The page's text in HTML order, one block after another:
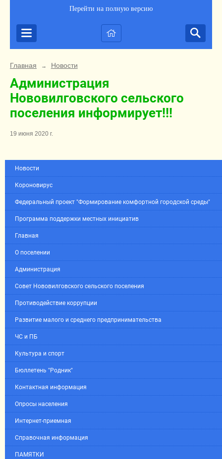
Перейти на полную версию
Главная → Новости
Администрация
Нововилговского сельского
поселения информирует!!!
19 июня 2020 г.
Новости
Короновирус
Федеральный проект "Формирование комфортной городской среды"
Программа поддержки местных инициатив
Главная
О поселении
Администрация
Совет Нововилговского сельского поселения
Противодействие коррупции
Развитие малого и среднего предпринимательства
ЧС и ПБ
Культура и спорт
Бюллетень "Родник"
Контактная информация
Опросы населения
Интернет-приемная
Справочная информация
ПАМЯТКИ